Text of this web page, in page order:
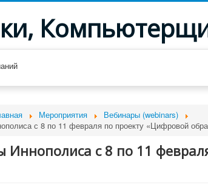
Мероприятия
Вебинары (webinars)
с 8 по 11 февраля по проекту «Цифровой
Иннополиса с 8 по 11